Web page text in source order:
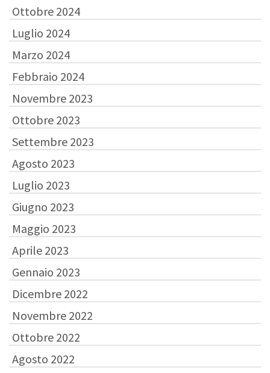
Ottobre 2024
Luglio 2024
Marzo 2024
Febbraio 2024
Novembre 2023
Ottobre 2023
Settembre 2023
Agosto 2023
Luglio 2023
Giugno 2023
Maggio 2023
Aprile 2023
Gennaio 2023
Dicembre 2022
Novembre 2022
Ottobre 2022
Agosto 2022